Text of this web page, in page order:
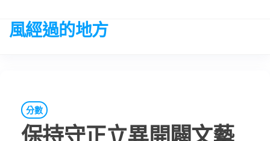
the
風經過的地方
分數